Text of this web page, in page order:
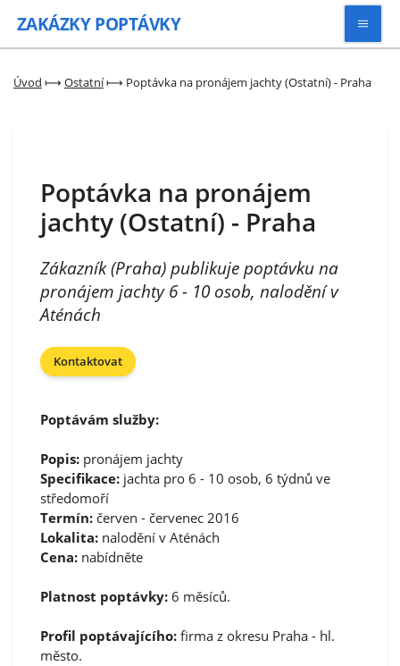
ZAKÁZKY POPTÁVKY
Vyhledávat
Zaregistrovat se
Úvod ⟼ Ostatní⟼ Poptávka na pronájem jachty (Ostatní) - Praha
Poptávka na pronájem
jachty (Ostatní) - Praha
Zákazník (Praha) publikuje poptávku na
pronájem jachty 6 - 10 osob, nalodění v
Aténách
Kontaktovat
Poptávám služby:
Popis: pronájem jachty
Specifikace: jachta pro 6 - 10 osob, 6 týdnů ve
středomoří
Termín: červen - červenec 2016
Lokalita: nalodění v Aténách
Cena: nabídněte
Platnost poptávky: 6 měsíců.
Profil poptávajícího: firma z okresu Praha - hl.
město.